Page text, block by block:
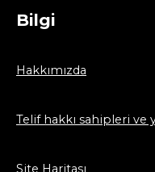
Bilgi
Hakkımızda
Telif hakkı sahipleri ve
Site Haritası